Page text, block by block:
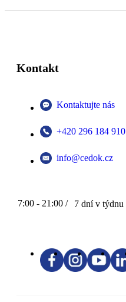
Kontakt
Kontaktujte nás
+420 296 184 910
info@cedok.cz
7:00 - 21:00 / 7 dní v týdnu